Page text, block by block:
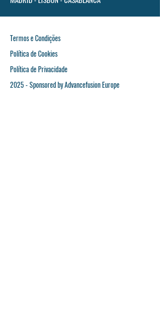
Termos e Condições
Política de Cookies
Política de Privacidade
2025 - Sponsored by Advancefusion Europe